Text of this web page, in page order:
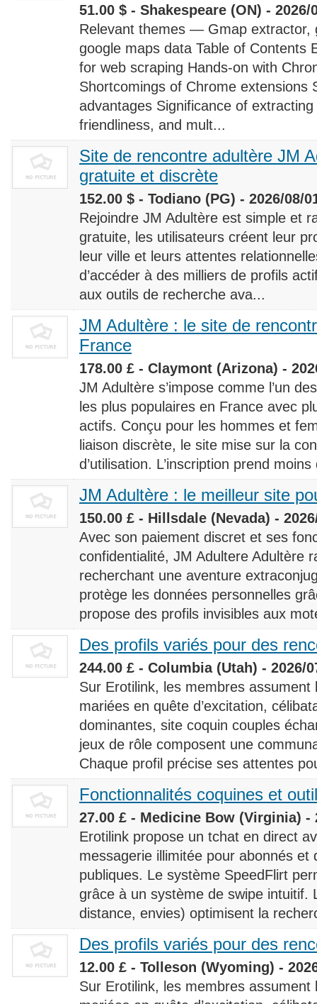
51.00 $ - Shakespeare (ON) - 2026/
Relevant themes — Gmap extractor,
google maps data Table of Contents
for web scraping Hands-on with
Shortcomings of Chrome extensions
advantages Significance of
friendliness, and mult...
Site de rencontre adultère JM
gratuite et discrète
152.00 $ - Todiano (PG) - 2026/08/
Rejoindre JM Adultère est simple et
gratuite, les utilisateurs créent leur
leur ville et leurs attentes
d’accéder à des milliers de profils
aux outils de recherche ava...
JM Adultère : le site de
France
178.00 £ - Claymont (Arizona) -
JM Adultère s’impose comme l’un
les plus populaires en France avec
actifs. Conçu pour les hommes et
liaison discrète, le site mise sur la
d’utilisation. L’inscription prend
JM Adultère : le meilleur site
150.00 £ - Hillsdale (Nevada) -
Avec son paiement discret et ses
confidentialité, JM Adultere Adultère
recherchant une aventure
protège les données personnelles
propose des profils invisibles aux
Des profils variés pour des
244.00 £ - Columbia (Utah) - 2026/
Sur Erotilink, les membres
mariées en quête d’excitation,
dominantes, site coquin couples
jeux de rôle composent une
Chaque profil précise ses attentes
Fonctionnalités coquines et
27.00 £ - Medicine Bow (Virginia) -
Erotilink propose un tchat en direct
messagerie illimitée pour abonnés et
publiques. Le système SpeedFlirt
grâce à un système de swipe intuitif.
distance, envies) optimisent la
Des profils variés pour des
12.00 £ - Tolleson (Wyoming) -
Sur Erotilink, les membres